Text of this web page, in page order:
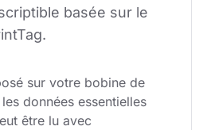
basée sur le
sur votre bobine de
données essentielles
être lu avec